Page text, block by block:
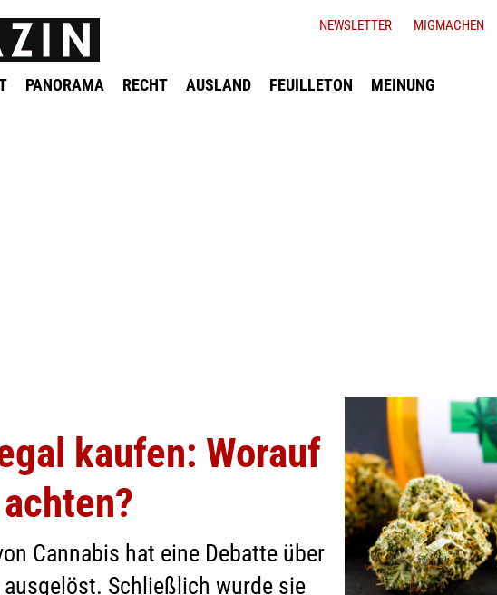
PANORAMA RECHT AUSLAND FEUILLETON MEINUNG
NEWSLETTER MIGMACHEN
kaufen: Worauf
Cannabis hat eine Debatte über
Schließlich wurde sie